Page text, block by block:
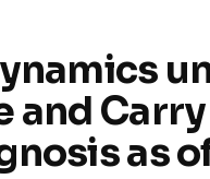
and
as